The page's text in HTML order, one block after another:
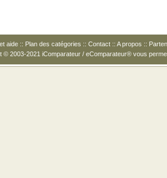
aide :: Plan des catégories :: Contact :: A propos ::
© 2003-2021 iComparateur / eComparateur® vous